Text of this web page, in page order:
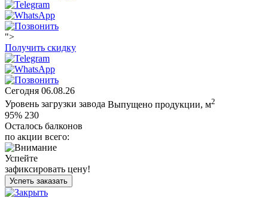
">
Получить скидку
Сегодня 06.08.26
Уровень загрузки завода Выпущено продукции, м2
95% 230
Осталось балконов
по акции всего:
Успейте
зафиксировать цену!
Успеть заказать